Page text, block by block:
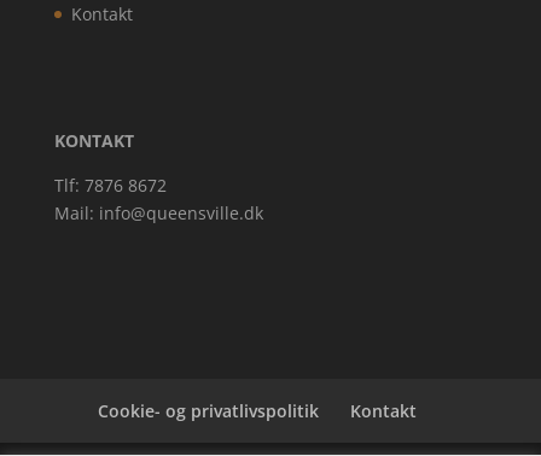
Kontakt
KONTAKT
Tlf: 7876 8672
Mail: info@queensville.dk
Cookie- og privatlivspolitik Kontakt